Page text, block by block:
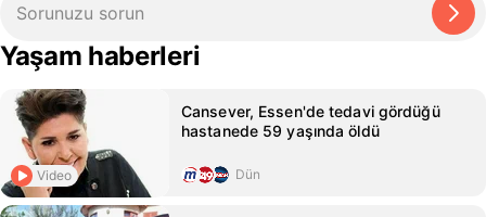
Yaşam haberleri
Video
Cansever, Essen'de tedavi gördüğü
hastanede 59 yaşında öldü
Dün